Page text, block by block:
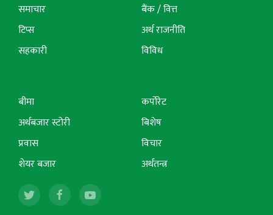
समाचार
टिप्स
सहकारी
बैंक / वित्त
अर्थ राजनीति
विविध
बीमा
अर्थबजार स्टोरी
प्रवास
शेयर बजार
कर्पोरेट
बिशेष
विचार
अर्थतन्त्र